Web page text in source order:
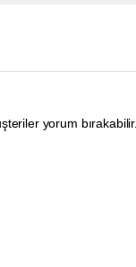
yorum bırakabilir.